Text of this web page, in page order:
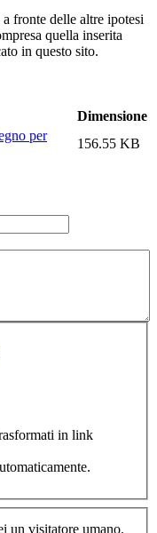
fronte delle altre ipotesi
quella inserita
in questo sito.
Dimensione
per
156.55 KB
in link
un visitatore umano.